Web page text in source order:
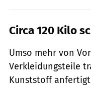
Circa 120 Kilo
Umso mehr von
Verkleidungsteile
Kunststoff